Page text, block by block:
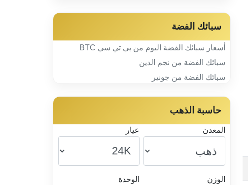
سبائك الفضة
أسعار سبائك الفضة اليوم من بي تي سي BTC
سبائك الفضة من نجم الدين
سبائك الفضة من جونير
حاسبة الذهب
المعدن عيار
الوزن الوحدة